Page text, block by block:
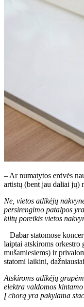
– Ar numatytos erdvės
artistų (bent jau daliai jų)
Ne, vietos atlikėjų
persirengimo patalpos
kiltų poreikis vietos
– Dabar statomose
laiptai atskiroms orkestro
mušamiesiems) ir
statomi laikini,
Atskiroms atlikėjų
elektra valdomos
Į chorą yra pakylama